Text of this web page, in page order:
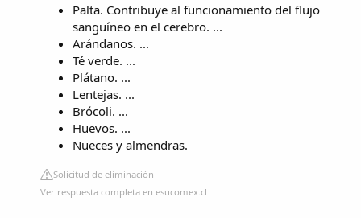
Palta. Contribuye al funcionamiento del flujo
sanguíneo en el cerebro. ...
Arándanos. ...
Té verde. ...
Plátano. ...
Lentejas. ...
Brócoli. ...
Huevos. ...
Nueces y almendras.
Solicitud de eliminación
Ver respuesta completa en esucomex.cl